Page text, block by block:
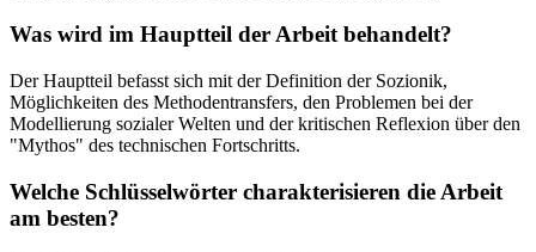
Was wird im Hauptteil der Arbeit behandelt?
Der Hauptteil befasst sich mit der Definition der Sozionik,
Möglichkeiten des Methodentransfers, den Problemen bei der
Modellierung sozialer Welten und der kritischen Reflexion über den
"Mythos" des technischen Fortschritts.
Welche Schlüsselwörter charakterisieren die Arbeit
am besten?